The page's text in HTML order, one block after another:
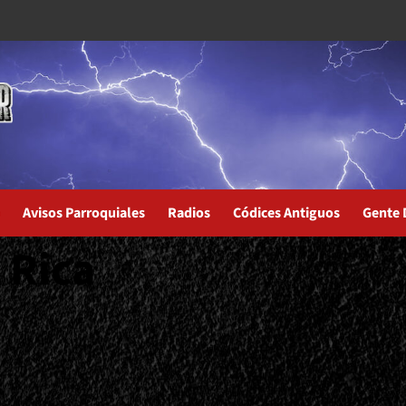
Avisos Parroquiales Radios Códices Antiguos Gente